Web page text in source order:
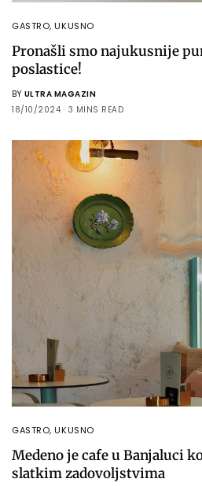
GASTRO,UKUSNO
Pronašli smo najukusnije
poslastice!
BY ULTRA MAGAZIN
18/10/2024
3 MINS READ
GASTRO,UKUSNO
Medeno je cafe u Banjaluci
slatkim zadovoljstvima